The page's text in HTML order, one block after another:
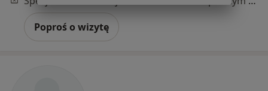
Poproś o wizytę